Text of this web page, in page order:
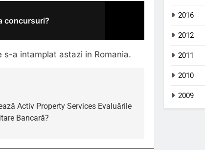
concursuri?
s-a intamplat astazi in Romania.
Activ Property Services Evaluările
Bancară?
2016
2012
2011
2010
2009